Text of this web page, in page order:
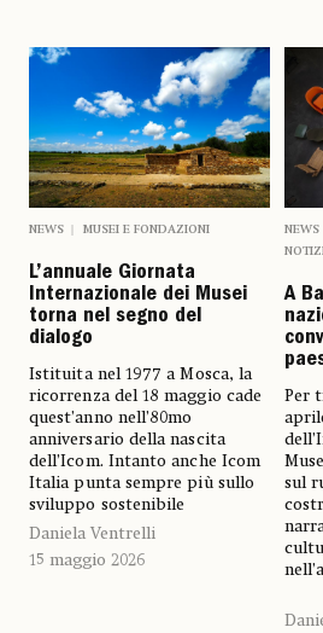
NEWS MUSEI E FONDAZIONI
L’annuale Giornata
Internazionale dei Musei
torna nel segno del
dialogo
Istituita nel 1977 a Mosca, la
ricorrenza del 18 maggio cade
quest’anno nell’80mo
anniversario della nascita
dell’Icom. Intanto anche Icom
Italia punta sempre più sullo
sviluppo sostenibile
Daniela Ventrelli
15 maggio 2026
NEWS
A
Per
sul